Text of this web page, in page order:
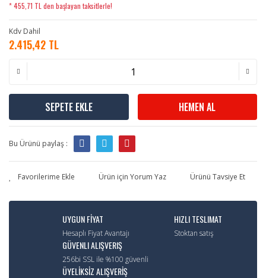
* 455,71 TL den başlayan taksitlerle!
Kdv Dahil
2.415,42 TL
SEPETE EKLE HEMEN AL
Bu Ürünü paylaş :
Ürün için Yorum Yaz Ürünü Tavsiye Et
UYGUN FİYAT
Hesaplı Fiyat Avantajı
HIZLI TESLIMAT
Stoktan satış
GÜVENLI ALIŞVERIŞ
256bi SSL ile %100 güvenli
ÜYELİKSİZ ALIŞVERİŞ